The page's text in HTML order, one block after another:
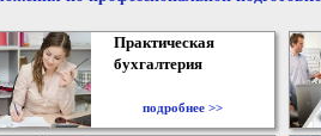
Практическая
бухгалтерия
подробнее >>